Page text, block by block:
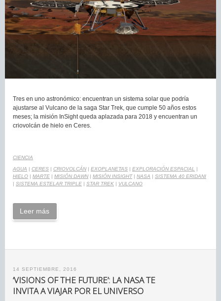
Tres en uno astronómico: encuentran un sistema solar que podría
ajustarse al Vulcano de la saga Star Trek, que cumple 50 años estos
meses; la misión InSight queda aplazada para 2018 y encuentran un
criovolcán de hielo en Ceres.
CIENCIA
AGUA | CERES | CRIOVOLCÁN | EXOPLANETAS | EXPLORACIÓN ESPACIAL |
HIELO | MARTE | MISIÓN DAWN | MISIÓN INSIGHT| NASA | SISTEMA 40 ERIDANI
| SISTEMA ESTELAR TRIPLE | STAR TREK | VULCANO
Leer más
14 SEPTIEMBRE, 2016
‘VISIONS OF THE FUTURE’: LA NASA TE
INVITA A VIAJAR POR EL UNIVERSO